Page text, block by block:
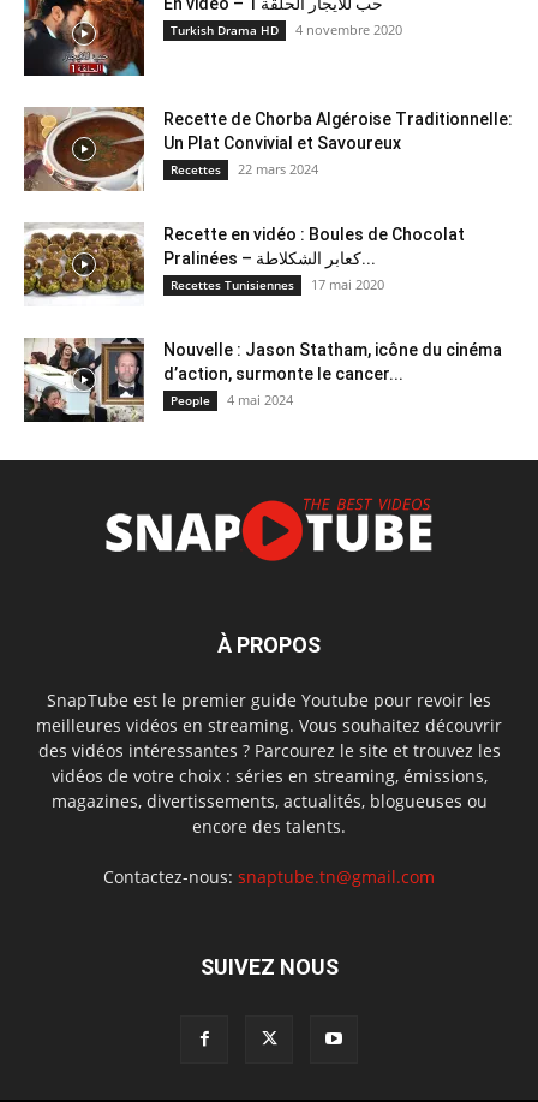
Turkish Drama HD 4 novembre 2020
Recette de Chorba Algéroise Traditionnelle:
Un Plat Convivial et Savoureux
Recettes 22 mars 2024
Recette en vidéo : Boules de Chocolat
Pralinées – كعابر الشكلاطة...
Recettes Tunisiennes 17 mai 2020
Nouvelle : Jason Statham, icône du cinéma
d’action, surmonte le cancer...
People 4 mai 2024
À PROPOS
SnapTube est le premier guide Youtube pour revoir les
meilleures vidéos en streaming. Vous souhaitez découvrir
des vidéos intéressantes ? Parcourez le site et trouvez les
vidéos de votre choix : séries en streaming, émissions,
magazines, divertissements, actualités, blogueuses ou
encore des talents.
Contactez-nous: snaptube.tn@gmail.com
SUIVEZ NOUS